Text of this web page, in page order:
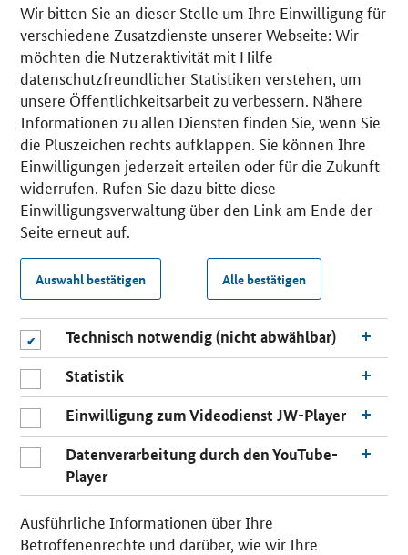
Wir bitten Sie an dieser Stelle um Ihre Einwilligung für
verschiedene Zusatzdienste unserer Webseite: Wir
möchten die Nutzeraktivität mit Hilfe
datenschutzfreundlicher Statistiken verstehen, um
unsere Öffentlichkeitsarbeit zu verbessern. Nähere
Informationen zu allen Diensten finden Sie, wenn Sie
die Pluszeichen rechts aufklappen. Sie können Ihre
Einwilligungen jederzeit erteilen oder für die Zukunft
widerrufen. Rufen Sie dazu bitte diese
Einwilligungsverwaltung über den Link am Ende der
Seite erneut auf.
Auswahl bestätigen Alle bestätigen
Technisch notwendig (nicht abwählbar)
Statistik
Einwilligung zum Videodienst JW-Player
Datenverarbeitung durch den YouTube-
Player
Ausführliche Informationen über Ihre
Betroffenenrechte und darüber, wie wir Ihre